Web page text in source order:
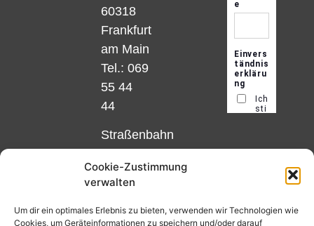
Cookie-Zustimmung
verwalten
Um dir ein optimales Erlebnis zu bieten, verwenden wir Technologien wie
Cookies, um Geräteinformationen zu speichern und/oder darauf
60318
Frankfurt
am Main
Tel.: 069
55 44
44
Straßenbahn
und 12,
Matthias-